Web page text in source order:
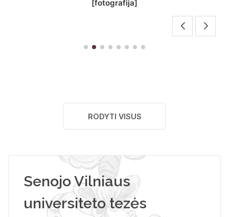
[fotografija]
RODYTI VISUS
Senojo Vilniaus
universiteto tezės